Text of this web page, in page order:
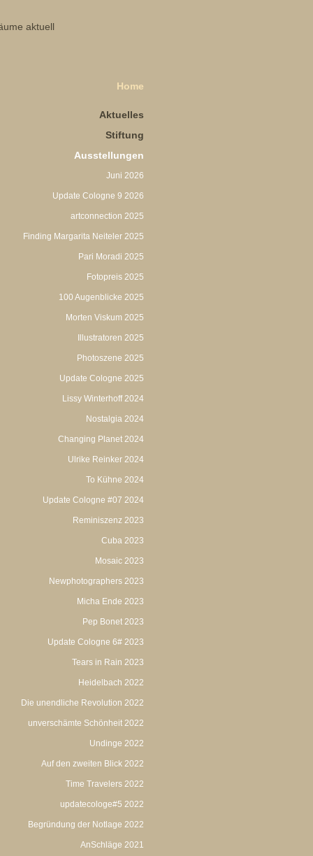
Home
Aktuelles
Stiftung
Ausstellungen
Juni 2026
Update Cologne 9 2026
artconnection 2025
Finding Margarita Neiteler 2025
Pari Moradi 2025
Fotopreis 2025
100 Augenblicke 2025
Morten Viskum 2025
Illustratoren 2025
Photoszene 2025
Update Cologne 2025
Lissy Winterhoff 2024
Nostalgia 2024
Changing Planet 2024
Ulrike Reinker 2024
To Kühne 2024
Update Cologne #07 2024
Reminiszenz 2023
Cuba 2023
Mosaic 2023
Newphotographers 2023
Micha Ende 2023
Pep Bonet 2023
Update Cologne 6# 2023
Tears in Rain 2023
Heidelbach 2022
Die unendliche Revolution 2022
unverschämte Schönheit 2022
Undinge 2022
Auf den zweiten Blick 2022
Time Travelers 2022
updatecologe#5 2022
Begründung der Notlage 2022
AnSchläge 2021